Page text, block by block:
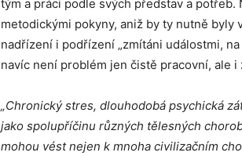
tým a práci podle svých představ a
metodickými pokyny, aniž by ty nutně byly
nadřízení i podřízení „zmítáni událostmi,
navíc není problém jen čistě pracovní, ale i
„Chronický stres, dlouhodobá psychická
jako spolupříčinu různých tělesných
mohou vést nejen k mnoha civilizačním